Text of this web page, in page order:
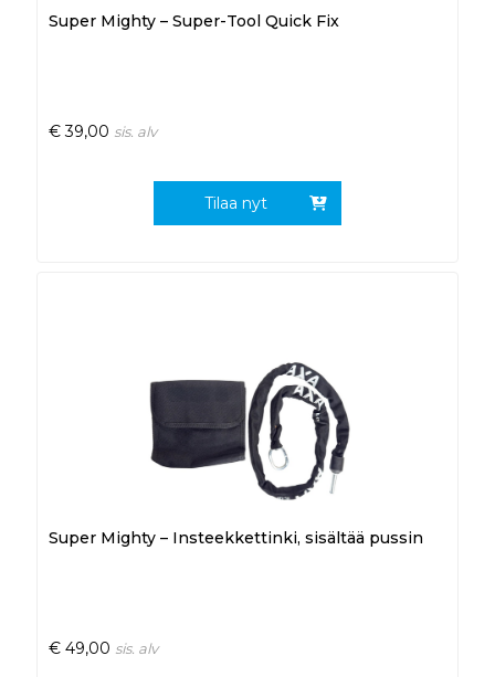
Super Mighty – Super-Tool Quick Fix
€ 39,00 sis. alv
Tilaa nyt
Super Mighty – Insteekkettinki, sisältää pussin
€ 49,00 sis. alv